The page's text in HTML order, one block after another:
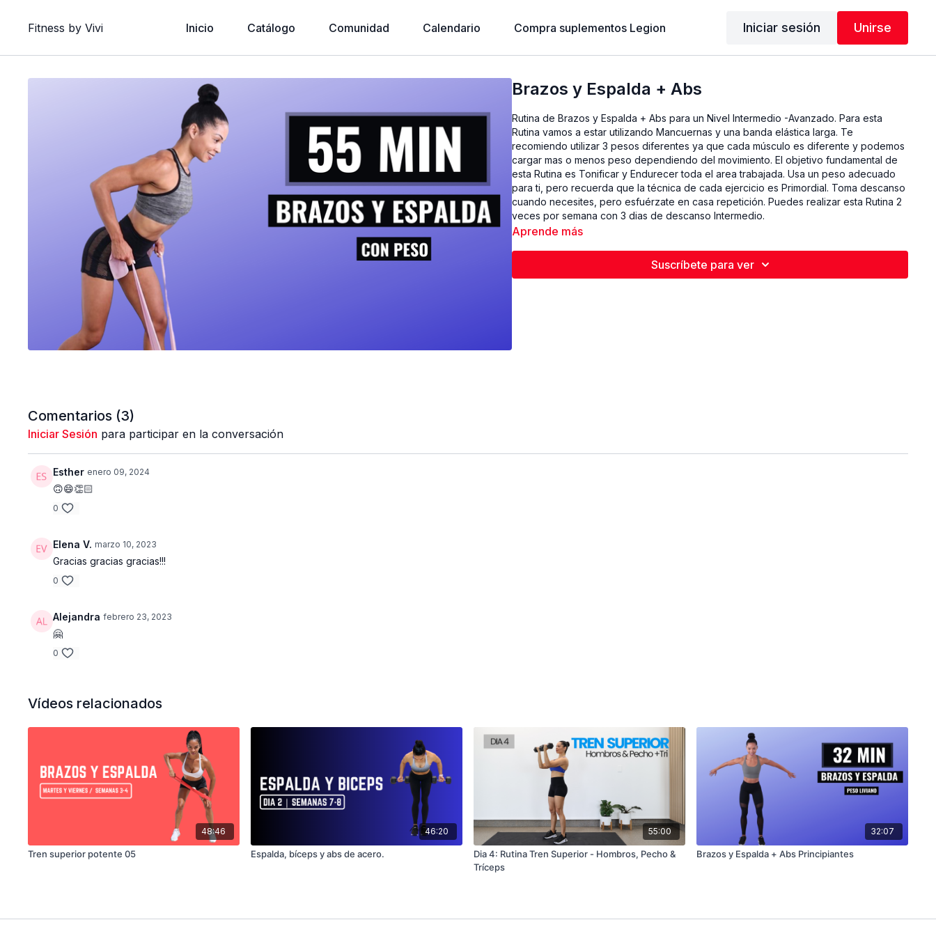
Fitness by Vivi Inicio Catálogo Comunidad Calendario Compra suplementos Legion Iniciar sesión Unirse
Brazos y Espalda + Abs
Rutina de Brazos y Espalda + Abs para un Nivel Intermedio -Avanzado. Para esta
Rutina vamos a estar utilizando Mancuernas y una banda elástica larga. Te
recomiendo utilizar 3 pesos diferentes ya que cada músculo es diferente y podemos
cargar mas o menos peso dependiendo del movimiento. El objetivo fundamental de
esta Rutina es Tonificar y Endurecer toda el area trabajada. Usa un peso adecuado
para ti, pero recuerda que la técnica de cada ejercicio es Primordial. Toma descanso
cuando necesites, pero esfuérzate en casa repetición. Puedes realizar esta Rutina 2
veces por semana con 3 dias de descanso Intermedio.
Aprende más
Suscríbete para ver
Comentarios (3)
Iniciar Sesión para participar en la conversación
Esther enero 09, 2024
🙃😄👏🏻
0
Elena V. marzo 10, 2023
Gracias gracias gracias!!!
0
Alejandra febrero 23, 2023
🤗
0
Vídeos relacionados
48:46
Tren superior potente 05
46:20
Espalda, bíceps y abs de acero.
55:00
Dia 4: Rutina Tren Superior - Hombros, Pecho &
Tríceps
32:07
Brazos y Espalda + Abs Principiantes